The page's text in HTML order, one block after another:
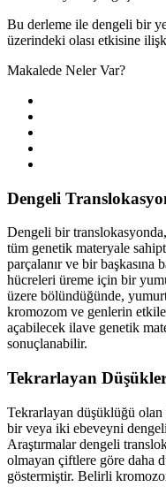
Bu derleme ile dengeli bir
üzerindeki olası etkisine
Makalede Neler Var?
Dengeli
Dengeli bir
tüm genetik materyale
parçalanır ve bir
hücreleri üreme için bir
üzere bölündüğünde,
kromozom ve genlerin
açabilecek ilave genetik
sonuçlanabilir.
Tekrarlayan
Tekrarlayan düşüklüğü
bir veya iki ebeveyni
Araştırmalar dengeli
olmayan çiftlere göre daha
göstermiştir. Belirli